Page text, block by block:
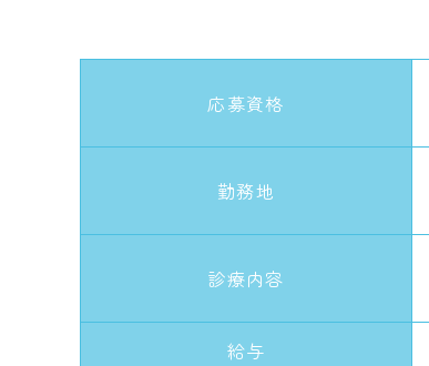
応募資格
勤務地
診療内容
給与